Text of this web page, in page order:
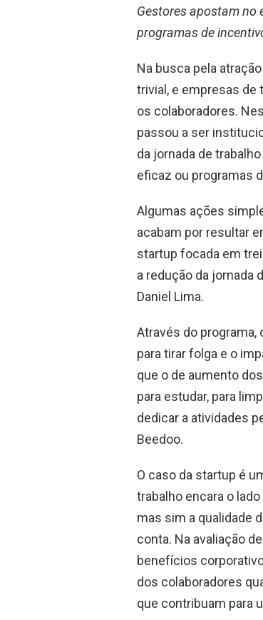
Gestores apostam no
programas de
Na busca pela
trivial, e empresas de
os colaboradores.
passou a ser
da jornada de
eficaz ou programas
Algumas ações
acabam por resultar
startup focada em
a redução da jornada
Daniel Lima.
Através do
para tirar folga e o
que o de aumento
para estudar, para
dedicar a atividades
Beedoo.
O caso da startup é
trabalho encara o
mas sim a qualidade
conta. Na avaliação
benefícios
dos colaboradores
que contribuam para